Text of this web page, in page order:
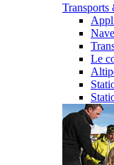
Transports
Le